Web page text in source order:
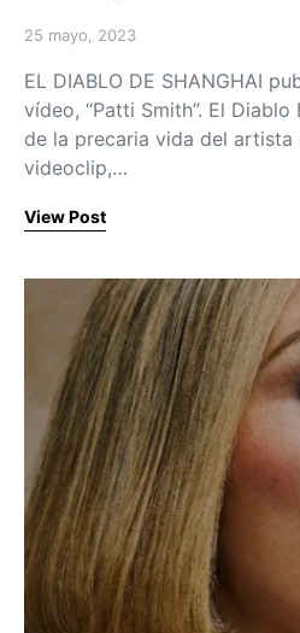
Posted on
25 mayo, 2023
EL DIABLO DE SHANGHAI
vídeo, “Patti Smith”. El
de la precaria vida del artista
videoclip,…
View Post